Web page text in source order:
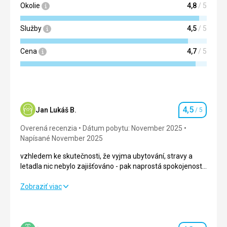
Okolie 4,8 / 5
Služby 4,5 / 5
Cena 4,7 / 5
Jan Lukáš B. Hodnotenie
4,5 / 5
Overená recenzia
Dátum pobytu: November 2025
Napísané November 2025
vzhledem ke skutečnosti, že vyjma ubytování, stravy a
letadla nic nebylo zajišťováno - pak naprostá spokojenost -
nebyl o nás (jediní dva jsme nebyli Poláci) vůbec zájem
vzhledem ke skutečnosti, že vyjma ubytování, stravy a
Zobraziť viac